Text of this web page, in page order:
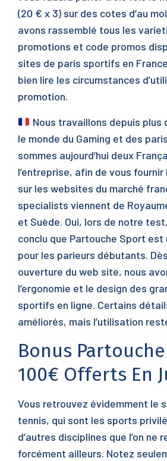
(20 € x 3) sur des cotes d’au
avons rassemblé tous les
promotions et code promos
sites de paris sportifs en
bien lire les circumstances
promotion.
Nous travaillons depuis plus
le monde du Gaming et des
sommes aujourd’hui deux
l’entreprise, afin de vous
sur les websites du marché
specialists viennent de
et Suède. Oui, lors de notre
conclu que Partouche Sport est
pour les parieurs débutants.
ouverture du web site, nous
l’ergonomie et le design des
sportifs en ligne. Certains
améliorés, mais l’utilisation
Bonus
100€ Offerts En
Vous retrouvez évidemment le
tennis, qui sont les sports
d’autres disciplines que l’on ne
forcément ailleurs. Notez